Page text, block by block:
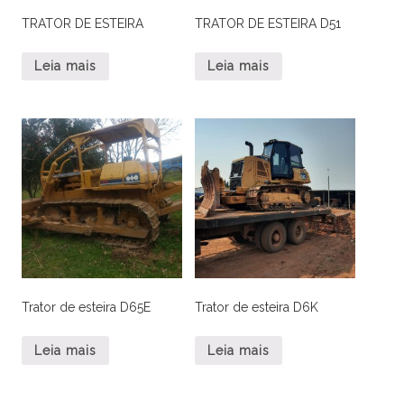
TRATOR DE ESTEIRA
Leia mais
TRATOR DE ESTEIRA D51
Leia mais
Trator de esteira D65E
Leia mais
Trator de esteira D6K
Leia mais